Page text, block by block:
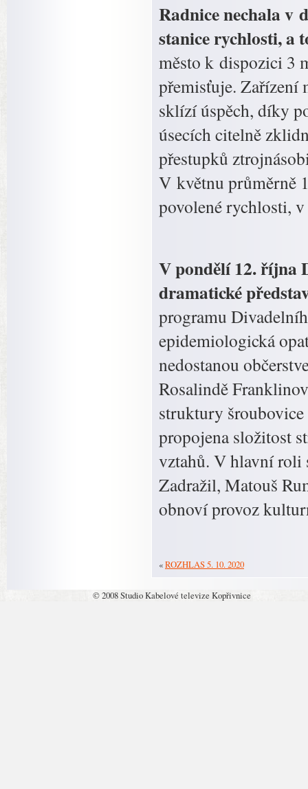
Radnice nechala v
stanice rychlosti, a
město k dispozici 3
přemisťuje. Zařízení
sklízí úspěch, díky
úsecích citelně
přestupků
V květnu průměrně
povolené rychlosti,
V pondělí 12. října
dramatické
programu
epidemiologická
nedostanou
Rosalindě
struktury
propojena složitost
vztahů. V hlavní roli
Zadražil, Matouš
obnoví provoz
«ROZHLAS 5. 10. 2020
© 2008 Studio Kabelové televize Kopřivnice